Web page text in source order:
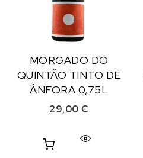
MORGADO DO
QUINTÃO TINTO DE
ÂNFORA 0,75L
29,00€